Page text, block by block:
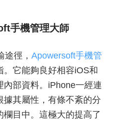
手機管理大師
徑， Apowersoft手機管
。它能夠良好相容iOS和
內部資料。iPhone一經連
據其屬性，有條不紊的分
欄目中。這極大的提高了